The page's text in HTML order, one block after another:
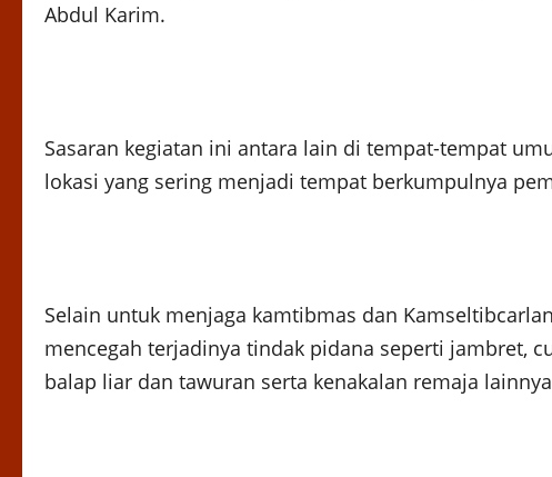
Abdul Karim.
Sasaran kegiatan ini antara lain di tempat-tempat
lokasi yang sering menjadi tempat berkumpulnya
Selain untuk menjaga kamtibmas dan
mencegah terjadinya tindak pidana seperti jambret,
balap liar dan tawuran serta kenakalan remaja